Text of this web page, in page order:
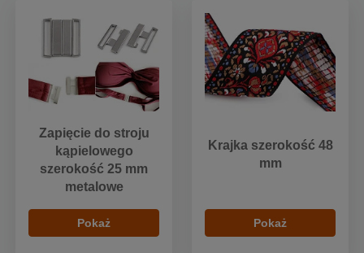
Zapięcie do stroju
kąpielowego
szerokość 25 mm
metalowe
Pokaż
Krajka szerokość 48
mm
Pokaż